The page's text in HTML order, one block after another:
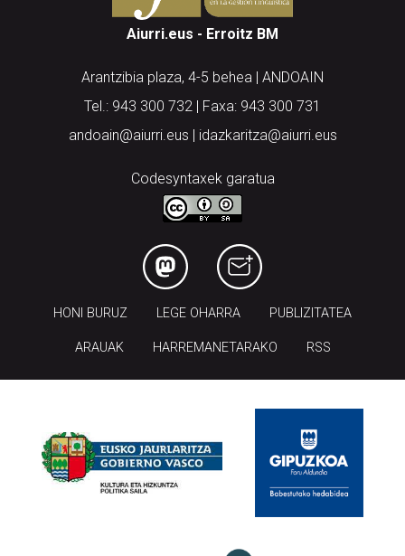
Aiurri.eus - Erroitz BM
Arantzibia plaza, 4-5 behea | ANDOAIN
Tel.: 943 300 732 | Faxa: 943 300 731
andoain@aiurri.eus | idazkaritza@aiurri.eus
Codesyntaxek garatua
HONI BURUZ LEGE OHARRA PUBLIZITATEA
ARAUAK HARREMANETARAKO RSS